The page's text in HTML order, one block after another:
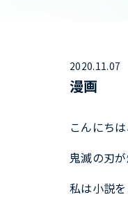
2020.11.07
漫画
こんにち
鬼滅の刃
私は小説